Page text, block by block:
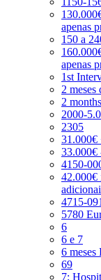
apenas
150 a
apenas
1st
2 meses
2
2000-
2305
31.000€
33.000€
4150-
42.000€
4715-
5780
6
6 e 7
6 meses
69
7;